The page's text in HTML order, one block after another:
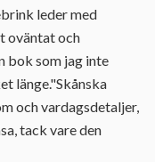
leder med
oväntat och
bok som jag inte
länge."Skånska
och vardagsdetaljer,
tack vare den